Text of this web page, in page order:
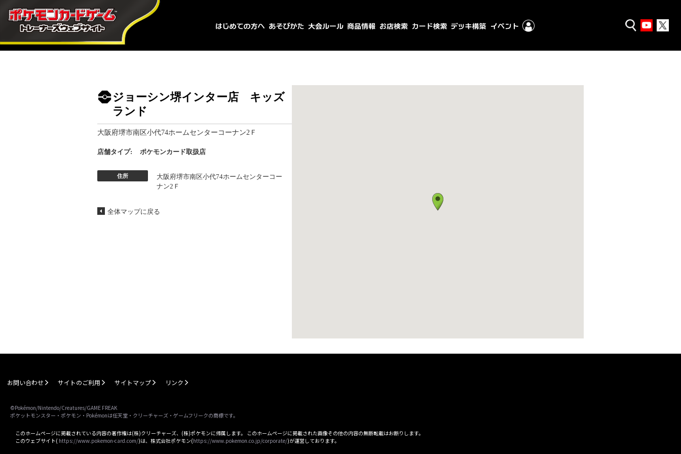
ジョーシン堺インター店 キッズ
ランド
大阪府堺市南区小代74ホームセンターコーナン2Ｆ
店舗タイプ: ポケモンカード取扱店
住所
大阪府堺市南区小代74ホームセンターコー
ナン2Ｆ
全体マップに戻る
お問い合わせ サイトのご利用 サイトマップ リンク
©Pokémon/Nintendo/Creatures/GAME FREAK
ポケットモンスター・ポケモン・Pokémonは任天堂・クリーチャーズ・ゲームフリークの商標です。
このホームページに掲載されている内容の著作権は(株)クリーチャーズ、(株)ポケモンに帰属します。 このホームページに掲載された画像その他の内容の無断転載はお断りします。
このウェブサイト( https://www.pokemon-card.com/)は、株式会社ポケモン(https://www.pokemon.co.jp/corporate/)が運営しております。